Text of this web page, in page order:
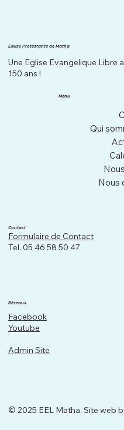
Eglise Protestante de Matha
Une Eglise Evangelique Libre
150 ans !
Menu
Qui
Nous
Contact
Formulaire de Contact
Tel. 05 46 58 50 47
Réseaux
Facebook
Youtube
Admin Site
© 2025 EEL Matha. Site web